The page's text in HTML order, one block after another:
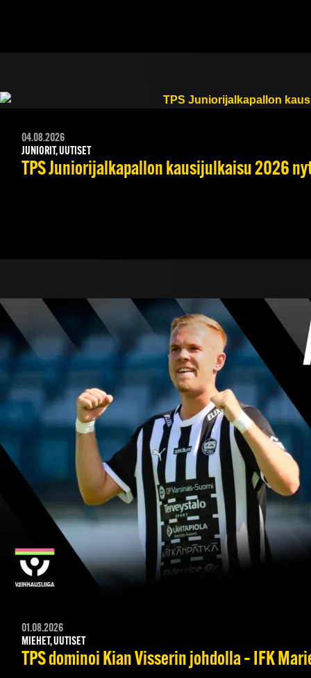
04.08.2026
JUNIORIT, UUTISET
TPS Juniorijalkapallon kausijulkaisu 2026
01.08.2026
MIEHET, UUTISET
TPS dominoi Kian Visserin johdolla – IFK